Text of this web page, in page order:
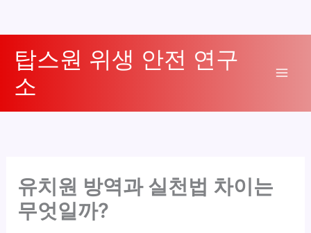
탑스원 위생 안전 연구
소
유치원 방역과 실천법 차이는
무엇일까?